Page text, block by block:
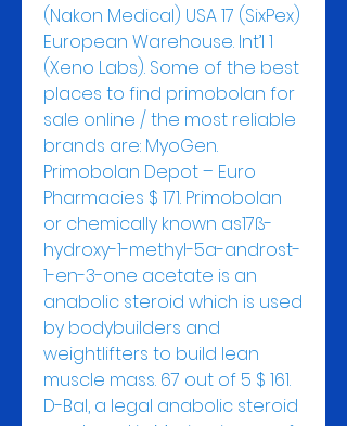
(Nakon Medical) USA 17 (SixPex)
European Warehouse. Int’l 1
(Xeno Labs). Some of the best
places to find primobolan for
sale online / the most reliable
brands are: MyoGen.
Primobolan Depot – Euro
Pharmacies $ 171. Primobolan
or chemically known as17ß-
hydroxy-1-methyl-5a-androst-
1-en-3-one acetate is an
anabolic steroid which is used
by bodybuilders and
weightlifters to build lean
muscle mass. 67 out of 5 $ 161.
D-Bal, a legal anabolic steroid